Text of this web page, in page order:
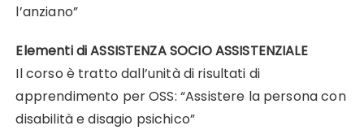
l’anziano”
Elementi di ASSISTENZA SOCIO ASSISTENZIALE
Il corso è tratto dall’unità di risultati di
apprendimento per OSS: “Assistere la persona con
disabilità e disagio psichico”